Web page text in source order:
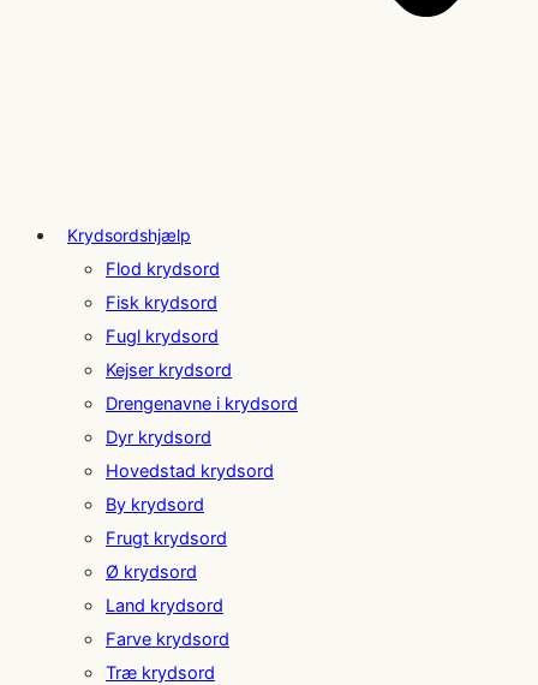
Krydsordshjælp
Flod krydsord
Fisk krydsord
Fugl krydsord
Kejser krydsord
Drengenavne i krydsord
Dyr krydsord
Hovedstad krydsord
By krydsord
Frugt krydsord
Ø krydsord
Land krydsord
Farve krydsord
Træ krydsord